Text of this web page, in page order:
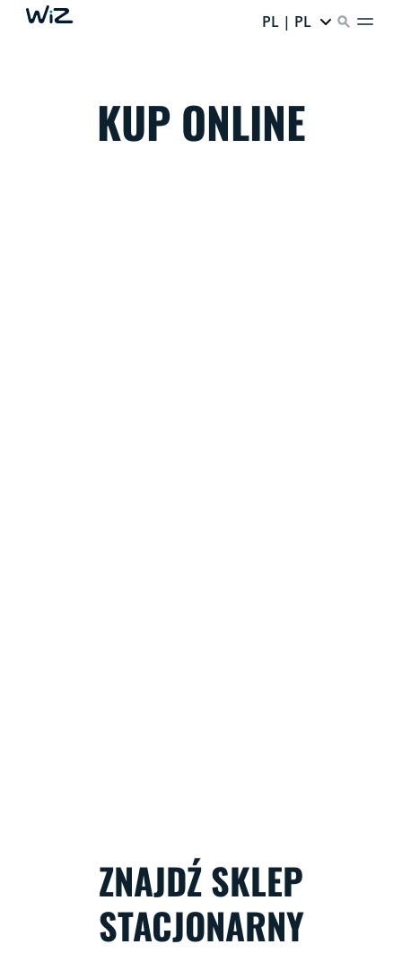
PL | PL
KUP ONLINE
ZNAJDŹ SKLEP
STACJONARNY